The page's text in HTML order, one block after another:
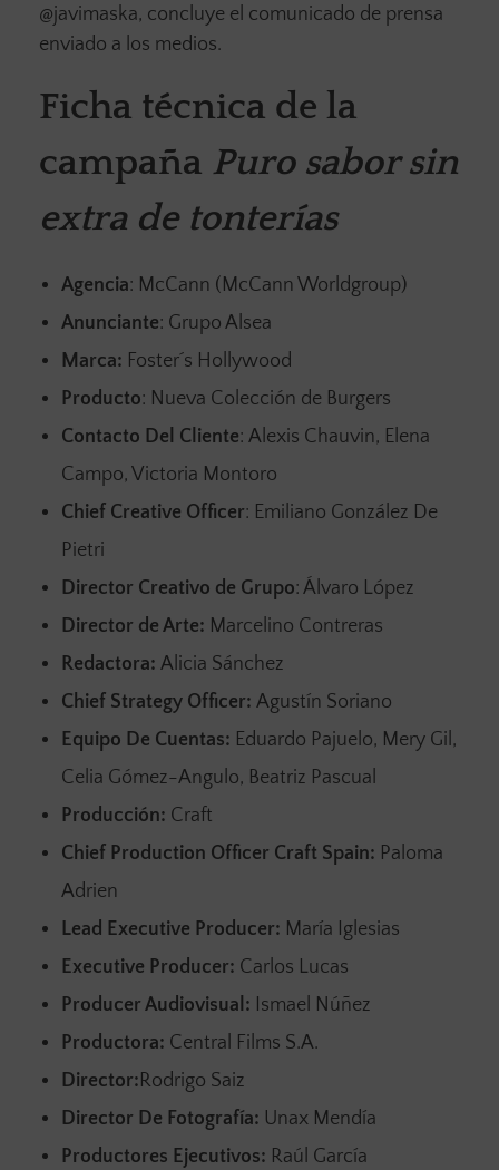
@javimaska, concluye el comunicado de prensa
enviado a los medios.
Ficha técnica de la
campaña Puro sabor sin
extra de tonterías
Agencia: McCann (McCann Worldgroup)
Anunciante: Grupo Alsea
Marca: Foster´s Hollywood
Producto: Nueva Colección de Burgers
Contacto Del Cliente: Alexis Chauvin, Elena
Campo, Victoria Montoro
Chief Creative Officer: Emiliano González De
Pietri
Director Creativo de Grupo: Álvaro López
Director de Arte: Marcelino Contreras
Redactora: Alicia Sánchez
Chief Strategy Officer: Agustín Soriano
Equipo De Cuentas: Eduardo Pajuelo, Mery Gil,
Celia Gómez-Angulo, Beatriz Pascual
Producción: Craft
Chief Production Officer Craft Spain: Paloma
Adrien
Lead Executive Producer: María Iglesias
Executive Producer: Carlos Lucas
Producer Audiovisual: Ismael Núñez
Productora: Central Films S.A.
Director:Rodrigo Saiz
Director De Fotografía: Unax Mendía
Productores Ejecutivos: Raúl García